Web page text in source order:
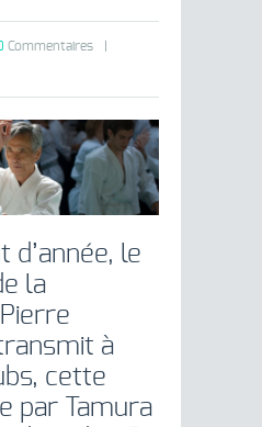
Commentaires
d’année, le
la
à
cette
par Tamura